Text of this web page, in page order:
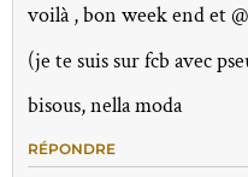
voilà , bon week end et
(je te suis sur fcb avec
bisous, nella moda
RÉPONDRE